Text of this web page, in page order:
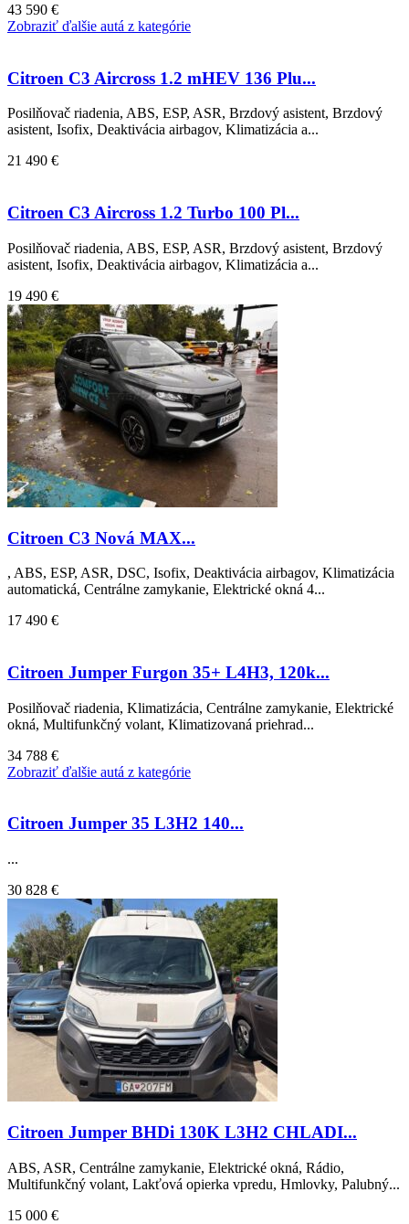
43 590 €
Zobraziť ďalšie autá z kategórie
Citroen C3 Aircross 1.2 mHEV 136 Plu...
Posilňovač riadenia, ABS, ESP, ASR, Brzdový asistent, Brzdový
asistent, Isofix, Deaktivácia airbagov, Klimatizácia a...
21 490 €
Citroen C3 Aircross 1.2 Turbo 100 Pl...
Posilňovač riadenia, ABS, ESP, ASR, Brzdový asistent, Brzdový
asistent, Isofix, Deaktivácia airbagov, Klimatizácia a...
19 490 €
Citroen C3 Nová MAX...
, ABS, ESP, ASR, DSC, Isofix, Deaktivácia airbagov, Klimatizácia
automatická, Centrálne zamykanie, Elektrické okná 4...
17 490 €
Citroen Jumper Furgon 35+ L4H3, 120k...
Posilňovač riadenia, Klimatizácia, Centrálne zamykanie, Elektrické
okná, Multifunkčný volant, Klimatizovaná priehrad...
34 788 €
Zobraziť ďalšie autá z kategórie
Citroen Jumper 35 L3H2 140...
...
30 828 €
Citroen Jumper BHDi 130K L3H2 CHLADI...
ABS, ASR, Centrálne zamykanie, Elektrické okná, Rádio,
Multifunkčný volant, Lakťová opierka vpredu, Hmlovky, Palubný...
15 000 €